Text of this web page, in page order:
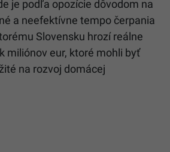
Pri fyzickej kontrole miest
navyše nie je možné dohľadať
či personál, dodávajú opoziční